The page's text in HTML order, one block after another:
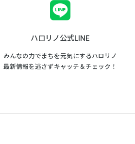
ハロリノ公式LINE
みんなの力でまちを元気にするハロリノ
最新情報を逃さずキャッチ＆チェック！